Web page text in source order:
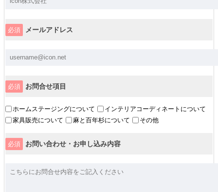
必須 メールアドレス
必須 お問合せ項目
ホームステージングについて
インテリアコーディネートについて
家具販売について
麻と百年杉について その他
必須 お問い合わせ・お申し込み内容